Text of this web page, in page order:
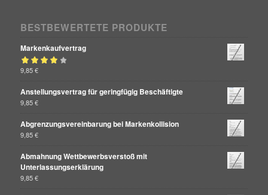
BESTBEWERTETE PRODUKTE
Markenkaufvertrag
Bewertet mit
9,85€
Anstellungsvertrag für geringfügig Beschäftigte
9,85€
Abgrenzungsvereinbarung bei Markenkollision
9,85€
Abmahnung Wettbewerbsverstoß mit
Unterlassungserklärung
9,85€